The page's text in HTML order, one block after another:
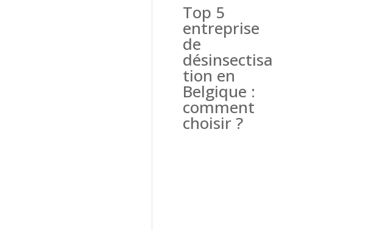
Top 5
entreprise
de
désinsectisa
tion en
Belgique :
comment
choisir ?